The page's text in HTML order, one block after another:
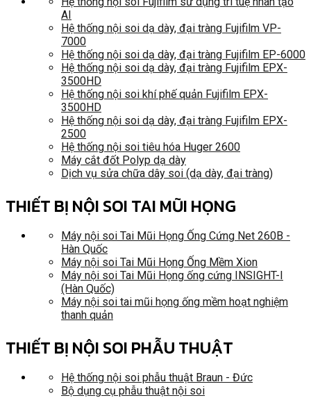
AI
Hệ thống nội soi dạ dày, đại tràng Fujifilm VP-
7000
Hệ thống nội soi dạ dày, đại tràng Fujifilm EP-6000
Hệ thống nội soi dạ dày, đại tràng Fujifilm EPX-
3500HD
Hệ thống nội soi khí phế quản Fujifilm EPX-
3500HD
Hệ thống nội soi dạ dày, đại tràng Fujifilm EPX-
2500
Hệ thống nội soi tiêu hóa Huger 2600
Máy cắt đốt Polyp dạ dày
Dịch vụ sửa chữa dây soi (dạ dày, đại tràng)
THIẾT BỊ NỘI SOI TAI MŨI HỌNG
Máy nội soi Tai Mũi Họng Ống Cứng Net 260B -
Hàn Quốc
Máy nội soi Tai Mũi Họng Ống Mềm Xion
Máy nội soi Tai Mũi Họng ống cứng INSIGHT-I
(Hàn Quốc)
Máy nội soi tai mũi họng ống mềm hoạt nghiệm
thanh quản
THIẾT BỊ NỘI SOI PHẪU THUẬT
Hệ thống nội soi phẫu thuật Braun - Đức
Bộ dụng cụ phẫu thuật nội soi